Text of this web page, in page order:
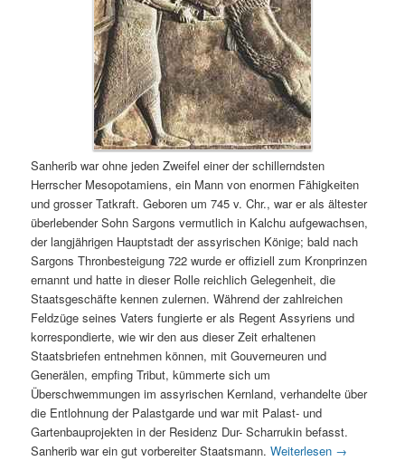
Sanherib war ohne jeden Zweifel einer der schillerndsten
Herrscher Mesopotamiens, ein Mann von enormen Fähigkeiten
und grosser Tatkraft. Geboren um 745 v. Chr., war er als ältester
überlebender Sohn Sargons vermutlich in Kalchu aufgewachsen,
der langjährigen Hauptstadt der assyrischen Könige; bald nach
Sargons Thronbesteigung 722 wurde er offiziell zum Kronprinzen
ernannt und hatte in dieser Rolle reichlich Gelegenheit, die
Staatsgeschäfte kennen zulernen. Während der zahlreichen
Feldzüge seines Vaters fungierte er als Regent Assyriens und
korrespondierte, wie wir den aus dieser Zeit erhaltenen
Staatsbriefen entnehmen können, mit Gouverneuren und
Generälen, empfing Tribut, kümmerte sich um
Überschwemmungen im assyrischen Kernland, verhandelte über
die Entlohnung der Palastgarde und war mit Palast- und
Gartenbauprojekten in der Residenz Dur- Scharrukin befasst.
Sanherib war ein gut vorbereiter Staatsmann.Weiterlesen →